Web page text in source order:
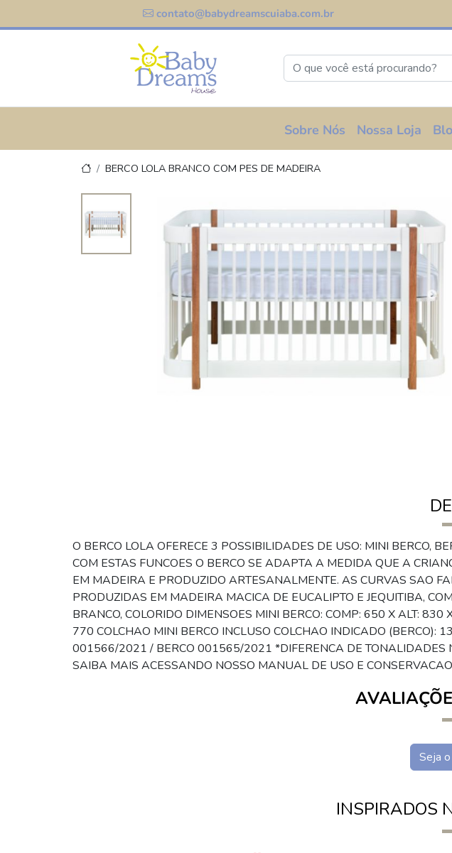
contato@babydreamscuiaba.com.br
Sobre Nós Nossa Loja
BERCO LOLA BRANCO COM PES DE MADEIRA
O BERCO LOLA OFERECE 3 POSSIBILIDADES DE USO: MINI BERCO,
COM ESTAS FUNCOES O BERCO SE ADAPTA A MEDIDA QUE A
EM MADEIRA E PRODUZIDO ARTESANALMENTE. AS CURVAS SAO
PRODUZIDAS EM MADEIRA MACICA DE EUCALIPTO E JEQUITIBA,
BRANCO, COLORIDO DIMENSOES MINI BERCO: COMP: 650 X ALT:
770 COLCHAO MINI BERCO INCLUSO COLCHAO INDICADO
001566/2021 / BERCO 001565/2021 *DIFERENCA DE TONALIDADES
SAIBA MAIS ACESSANDO NOSSO MANUAL DE USO E
Seja
INSPIRADOS